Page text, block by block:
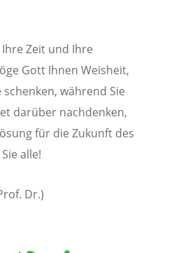
Zeit und Ihre
Gott Ihnen Weisheit,
während Sie
darüber nachdenken,
für die Zukunft des
alle!
Dr.)